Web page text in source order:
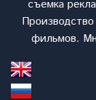
съемка
фильмов.